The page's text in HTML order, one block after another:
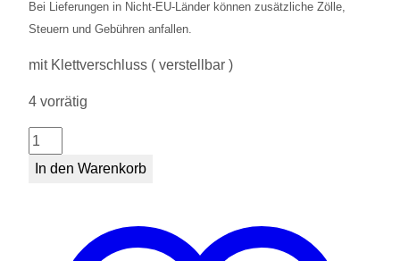
Bei Lieferungen in Nicht-EU-Länder können zusätzliche Zölle,
Steuern und Gebühren anfallen.
mit Klettverschluss ( verstellbar )
4 vorrätig
Wilhelma
Mütze
In den Warenkorb